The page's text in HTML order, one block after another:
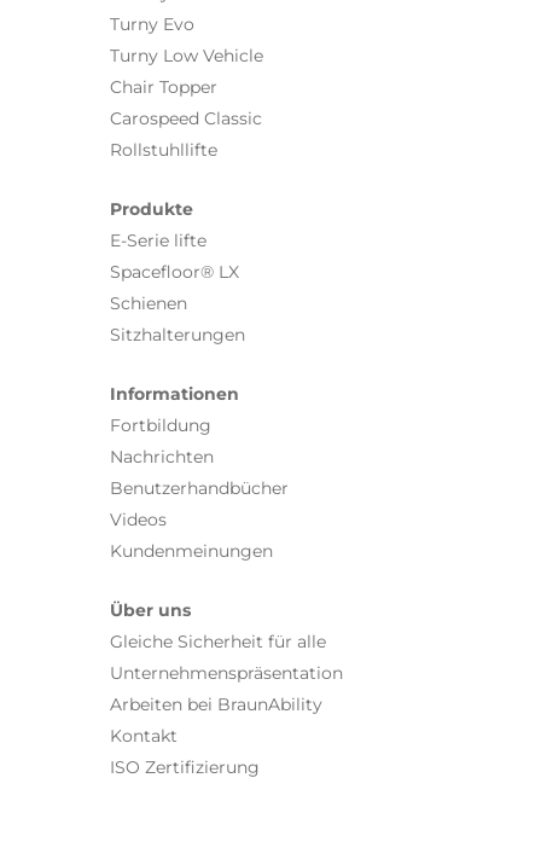
Turny Evo
Turny Low Vehicle
Chair Topper
Carospeed Classic
Rollstuhllifte
Produkte
E-Serie lifte
Spacefloor® LX
Schienen
Sitzhalterungen
Informationen
Fortbildung
Nachrichten
Benutzerhandbücher
Videos
Kundenmeinungen
Über uns
Gleiche Sicherheit für alle
Unternehmenspräsentation
Arbeiten bei BraunAbility
Kontakt
ISO Zertifizierung